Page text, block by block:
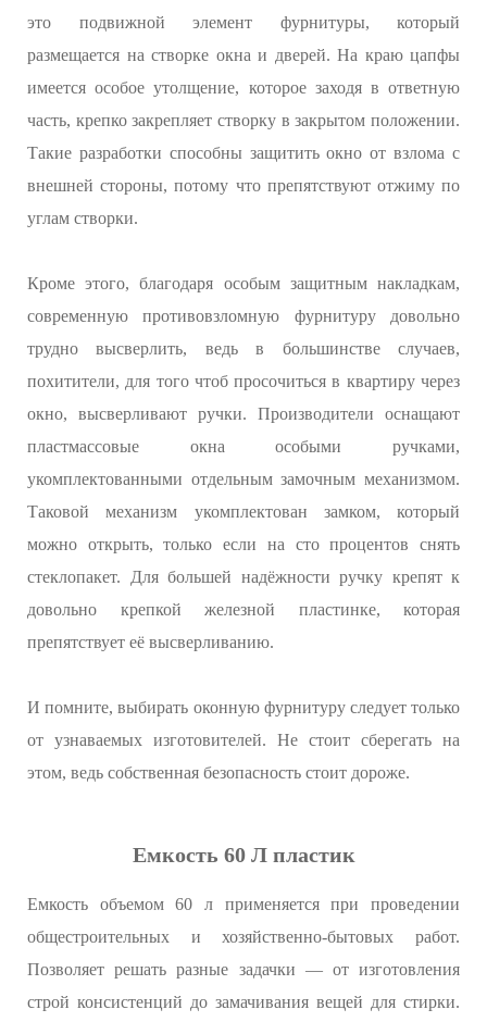
это подвижной элемент фурнитуры, который
размещается на створке окна и дверей. На краю цапфы
имеется особое утолщение, которое заходя в ответную
часть, крепко закрепляет створку в закрытом положении.
Такие разработки способны защитить окно от взлома с
внешней стороны, потому что препятствуют отжиму по
углам створки.
Кроме этого, благодаря особым защитным накладкам,
современную противовзломную фурнитуру довольно
трудно высверлить, ведь в большинстве случаев,
похитители, для того чтоб просочиться в квартиру через
окно, высверливают ручки. Производители оснащают
пластмассовые окна особыми ручками,
укомплектованными отдельным замочным механизмом.
Таковой механизм укомплектован замком, который
можно открыть, только если на сто процентов снять
стеклопакет. Для большей надёжности ручку крепят к
довольно крепкой железной пластинке, которая
препятствует её высверливанию.
И помните, выбирать оконную фурнитуру следует только
от узнаваемых изготовителей. Не стоит сберегать на
этом, ведь собственная безопасность стоит дороже.
Емкость 60 Л пластик
Емкость объемом 60 л применяется при проведении
общестроительных и хозяйственно-бытовых работ.
Позволяет решать разные задачки — от изготовления
строй консистенций до замачивания вещей для стирки.